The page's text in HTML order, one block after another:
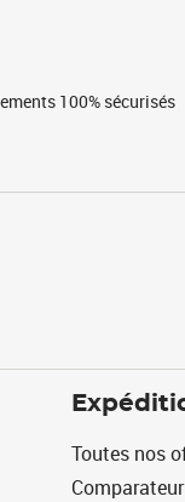
100% sécurisés
Toutes nos